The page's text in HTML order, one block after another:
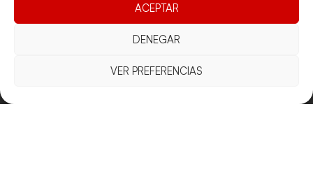
ACEPTAR
DENEGAR
VER PREFERENCIAS
Competiciones
Pista
Competiciones
Funcionament
Jonqueres,